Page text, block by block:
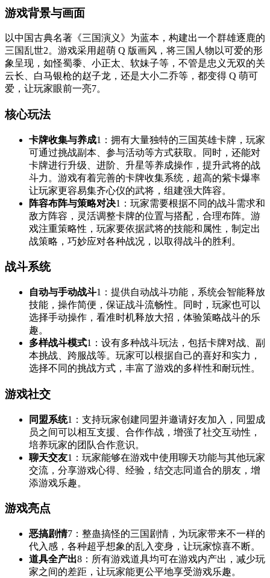
游戏背景与画面
以中国古典名著《三国演义》为蓝本，构建出一个群雄逐鹿的
三国乱世2。游戏采用超萌 Q 版画风，将三国人物以可爱的形
象呈现，如怪蜀黍、小正太、软妹子等，不管是忠义无双的关
云长、白马银枪的赵子龙，还是大小二乔等，都变得 Q 萌可
爱，让玩家眼前一亮7。
核心玩法
卡牌收集与养成1 ：拥有大量独特的三国英雄卡牌，玩家
可通过挑战副本、参与活动等方式获取。同时，还能对
卡牌进行升级、进阶、升星等养成操作，提升武将的战
斗力。游戏有着完善的卡牌收集系统，超高的紫卡爆率
让玩家更容易集齐心仪的武将，组建强大阵容。
阵容布阵与策略对决1 ：玩家需要根据不同的战斗需求和
敌方阵容，灵活调整卡牌的位置与搭配，合理布阵。游
戏注重策略性，玩家要依据武将的技能和属性，制定出
战策略，巧妙应对各种战况，以取得战斗的胜利。
战斗系统
自动与手动战斗1 ：提供自动战斗功能，系统会智能释放
技能，操作简便，保证战斗流畅性。同时，玩家也可以
选择手动操作，看准时机释放大招，体验策略战斗的乐
趣。
多样战斗模式1 ：设有多种战斗玩法，包括卡牌对战、副
本挑战、跨服战等。玩家可以根据自己的喜好和实力，
选择不同的挑战方式，丰富了游戏的多样性和耐玩性。
游戏社交
同盟系统1 ：支持玩家创建同盟并邀请好友加入，同盟成
员之间可以相互支援、合作作战，增强了社交互动性，
培养玩家的团队合作意识。
聊天交友1 ：玩家能够在游戏中使用聊天功能与其他玩家
交流，分享游戏心得、经验，结交志同道合的朋友，增
添游戏乐趣。
游戏亮点
恶搞剧情7 ：整蛊搞怪的三国剧情，为玩家带来不一样的
代入感，各种超乎想象的乱入变身，让玩家惊喜不断。
道具全产出8 ：所有游戏道具均可在游戏内产出，减少玩
家之间的差距，让玩家能更公平地享受游戏乐趣。